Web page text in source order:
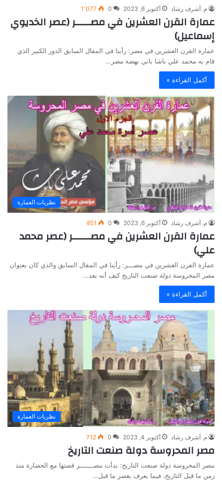
م. أشرف رشاد أكتوبر 6, 2023 0 1٬077
عمارة القرن العشرين في مصـــــر (عصر الخديوي
إسماعيل)
عمارة القرن العشرين في مصر: رأينا في المقال السابق الدور الكبير الذي
قام به محمد علي باشا باني نهضة مصر…
أكمل القراءة »
نظريات العمارة
م. أشرف رشاد أكتوبر 6, 2023 0
851
عمارة القرن العشرين في مصــــــر (عصر محمد
علي)
عمارة القرن العشرين في مصـــر: رأينا في المقال السابق والذي كان بعنوان
مصر المحروسة دولة صنعت التاريخ كيف أنه بعد…
أكمل القراءة »
نظريات العمارة
م. أشرف رشاد أكتوبر 4, 2023 0
712
مصر المحروسة دولة صنعت التاريخ
مصر المحروسة دولة صنعت التاريخ: بدأت مصـــــــر قصتها مع الحضارة منذ
زمن ما قبل التاريخ، فيما يعرف بعصر ما قبل…